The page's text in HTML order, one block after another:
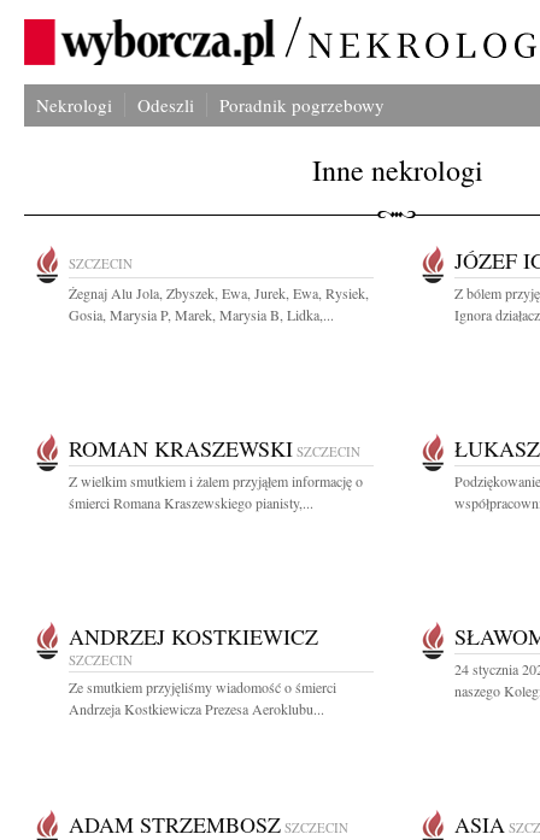
Nekrologi Odeszli Poradnik pogrzebowy
Inne nekrologi
SZCZECIN
Żegnaj Alu Jola, Zbyszek, Ewa, Jurek, Ewa, Rysiek,
Gosia, Marysia P, Marek, Marysia B, Lidka,...
JÓZEF
Z bólem
Ignora
ROMAN KRASZEWSKI SZCZECIN
Z wielkim smutkiem i żalem przyjąłem informację o
śmierci Romana Kraszewskiego pianisty,...
ANDRZEJ KOSTKIEWICZ
SZCZECIN
Ze smutkiem przyjęliśmy wiadomość o śmierci
Andrzeja Kostkiewicza Prezesa Aeroklubu...
24 stycznia
naszego
ADAM STRZEMBOSZ SZCZECIN ASIA